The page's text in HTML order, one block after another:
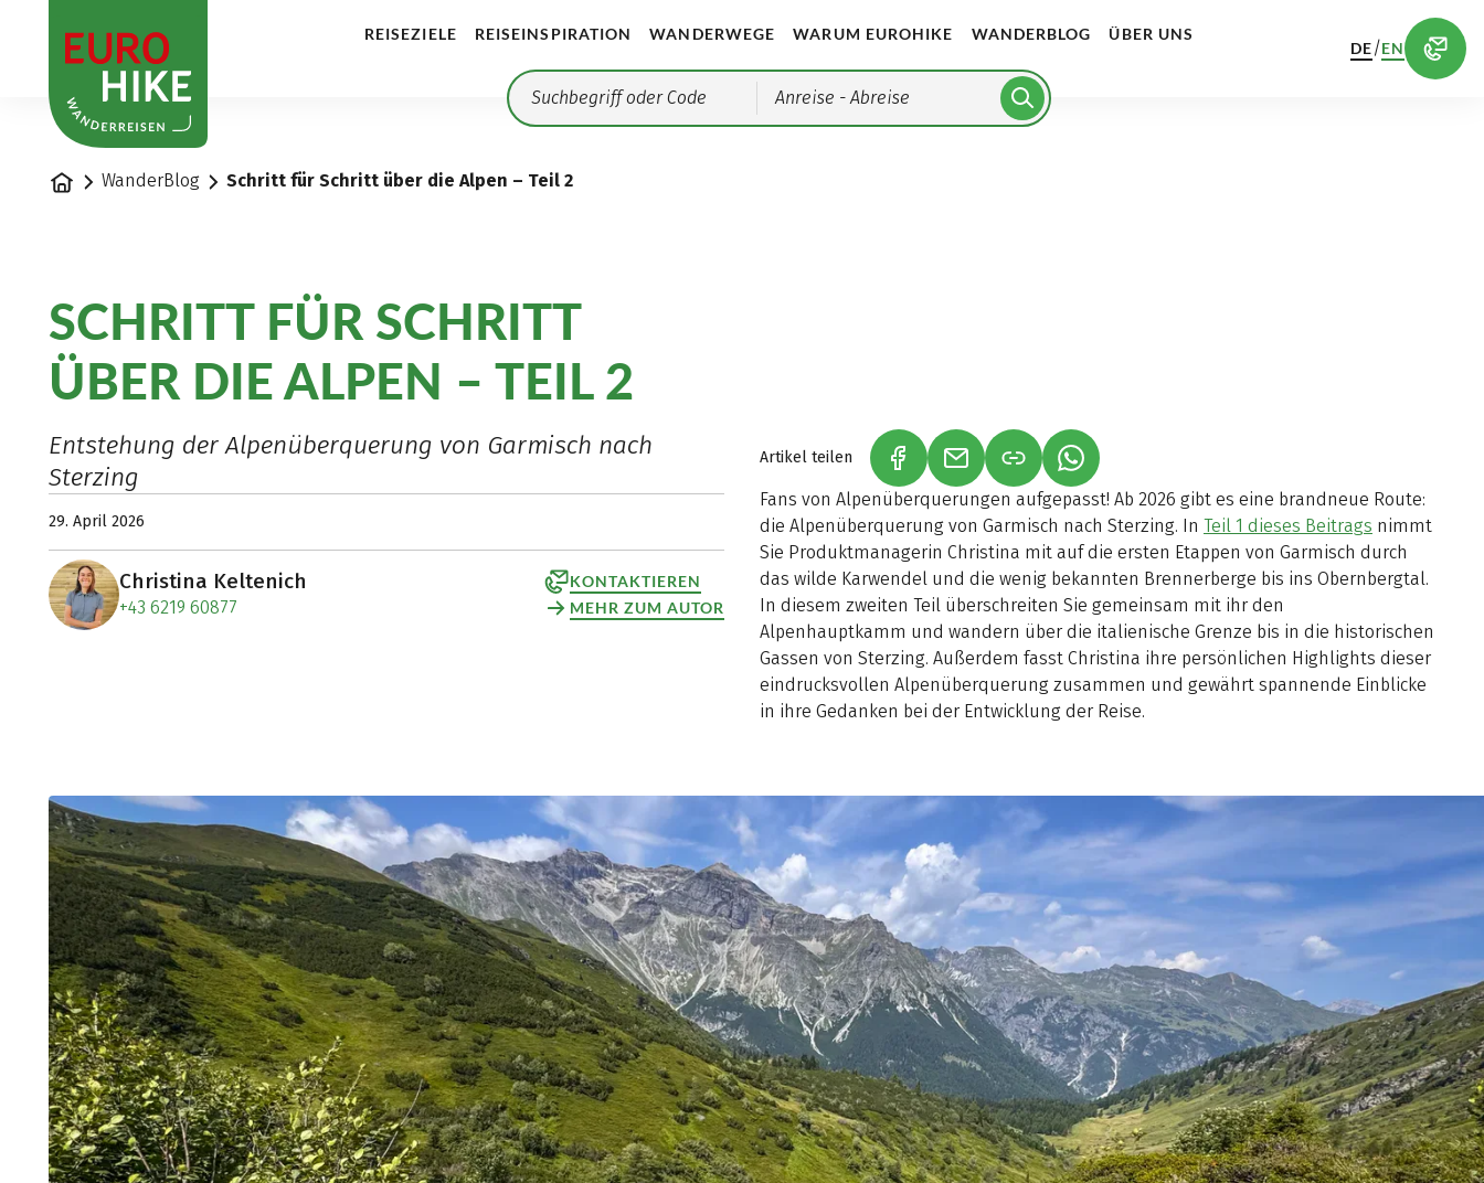
REISEZIELE REISEINSPIRATION WANDERWEGE WARUM EUROHIKE WANDERBLOG ÜBER UNS
Anreise - Abreise
DE/EN
StartseiteWanderBlog Schritt für Schritt über die Alpen – Teil 2
SCHRITT FÜR SCHRITT
ÜBER DIE ALPEN – TEIL 2
Entstehung der Alpenüberquerung von Garmisch nach
Sterzing
29. April 2026
Christina Keltenich
+43 6219 60877
KONTAKTIEREN
MEHR ZUM AUTOR
Artikel teilen (LINK ÖFFNET IN NEUEM TAB)
(LINK ÖFFNET IN NEUEM TAB)
(LINK ÖFFNET IN NEUEM TAB)
Fans von Alpenüberquerungen aufgepasst! Ab 2026 gibt es eine brandneue Route:
die Alpenüberquerung von Garmisch nach Sterzing. In Teil 1 dieses Beitrags nimmt
Sie Produktmanagerin Christina mit auf die ersten Etappen von Garmisch durch
das wilde Karwendel und die wenig bekannten Brennerberge bis ins Obernbergtal.
In diesem zweiten Teil überschreiten Sie gemeinsam mit ihr den
Alpenhauptkamm und wandern über die italienische Grenze bis in die historischen
Gassen von Sterzing. Außerdem fasst Christina ihre persönlichen Highlights dieser
eindrucksvollen Alpenüberquerung zusammen und gewährt spannende Einblicke
in ihre Gedanken bei der Entwicklung der Reise.